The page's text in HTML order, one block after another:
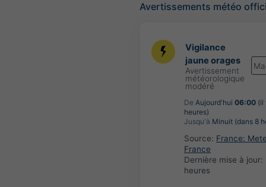
Avertissements météo
Vigilance
jaune orages
Avertissement
météorologique
modéré
De Aujourd'hui 06:00 (il
heures)
Jusqu'à Minuit (dans 8
Source: France:
France
Dernière mise à jour:
heures